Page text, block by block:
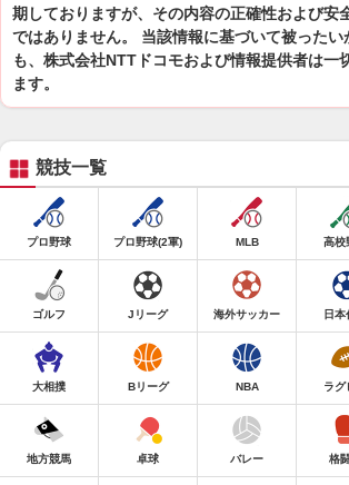
期しておりますが、その内容の正確性および安
ではありません。 当該情報に基づいて被ったい
も、株式会社NTTドコモおよび情報提供者は一
ます。
競技一覧
プロ野球 プロ野球(2軍) MLB 高校
ゴルフ Jリーグ 海外サッカー 日本
大相撲 Bリーグ NBA ラグ
地方競馬 卓球 バレー 格